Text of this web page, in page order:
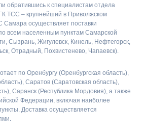
обратившись к специалистам отдела
ТСС – крупнейший в Приволжском
осуществляет поставки
всем населенным пунктам Самарской
Сызрань, Жигулевск, Кинель, Нефтегорск,
Отрадный, Похвистенево, Чапаевск).
по Оренбургу (Оренбургская область),
Саратов (Саратовская область),
Саранск (Республика Мордовия), а также
Федерации, включая наиболее
Доставка осуществляется